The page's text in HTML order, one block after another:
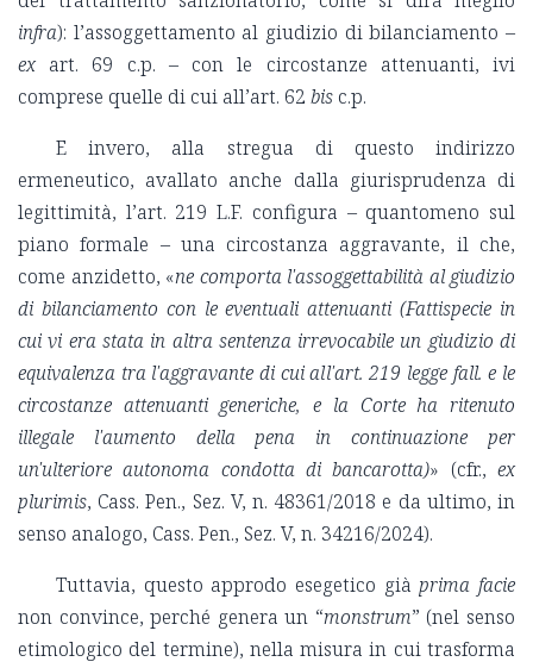
infra): l’assoggettamento al giudizio di bilanciamento –
exart. 69 c.p. – con le circostanze attenuanti, ivi
comprese quelle di cui all’art. 62 bis c.p.
E invero, alla stregua di questo indirizzo
ermeneutico, avallato anche dalla giurisprudenza di
legittimità, l’art. 219 L.F. configura – quantomeno sul
piano formale – una circostanza aggravante, il che,
come anzidetto, «ne comporta l'assoggettabilità al giudizio
di bilanciamento con le eventuali attenuanti (Fattispecie in
cui vi era stata in altra sentenza irrevocabile un giudizio di
equivalenza tra l'aggravante di cui all'art. 219 legge fall. e le
circostanze attenuanti generiche, e la Corte ha ritenuto
illegale l'aumento della pena in continuazione per
un'ulteriore autonoma condotta di bancarotta)» (cfr.,ex
plurimis, Cass. Pen., Sez. V, n. 48361/2018 e da ultimo, in
senso analogo, Cass. Pen., Sez. V, n. 34216/2024).
Tuttavia, questo approdo esegetico giàprima facie
non convince, perché genera un “monstrum” (nel senso
etimologico del termine), nella misura in cui trasforma